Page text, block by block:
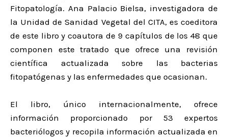
Fitopatología. Ana Palacio Bielsa, investigadora de
la Unidad de Sanidad Vegetal del CITA, es coeditora
de este libro y coautora de 9 capítulos de los 48 que
componen este tratado que ofrece una revisión
científica actualizada sobre las bacterias
fitopatógenas y las enfermedades que ocasionan.
El libro, único internacionalmente, ofrece
información proporcionado por 53 expertos
bacteriólogos y recopila información actualizada en